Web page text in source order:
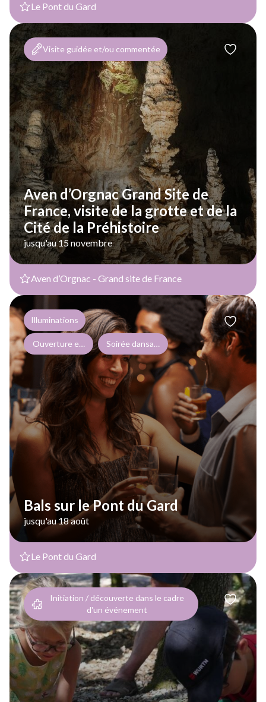
Le Pont du Gard
Aven d’Orgnac Grand Site de
France, visite de la grotte et de la
Cité de la Préhistoire
jusqu'au 15 novembre
Visite guidée et/ou commentée
Aven d’Orgnac - Grand site de France
Bals sur le Pont du Gard
jusqu'au 18 août
Illuminations
Ouverture exceptionnelle dans le cadre d'événements
Soirée dansante
Le Pont du Gard
Initiation / découverte dans le cadre
d'un événement